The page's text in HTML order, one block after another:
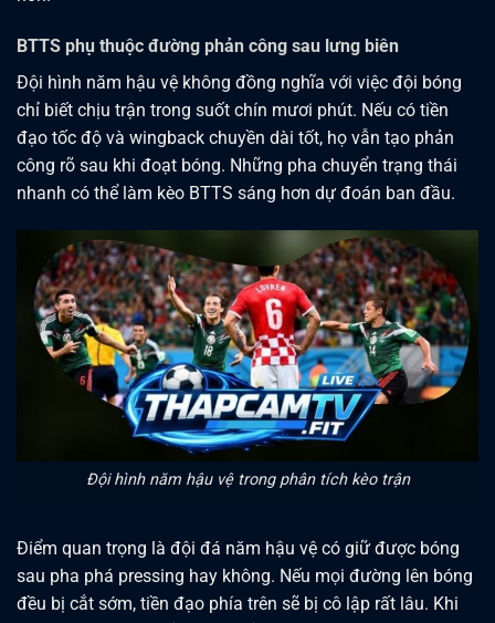
BTTS phụ thuộc đường phản công sau lưng biên
Đội hình năm hậu vệ không đồng nghĩa với việc đội bóng
chỉ biết chịu trận trong suốt chín mươi phút. Nếu có tiền
đạo tốc độ và wingback chuyền dài tốt, họ vẫn tạo phản
công rõ sau khi đoạt bóng. Những pha chuyển trạng thái
nhanh có thể làm kèo BTTS sáng hơn dự đoán ban đầu.
Đội hình năm hậu vệ trong phân tích kèo trận
Điểm quan trọng là đội đá năm hậu vệ có giữ được bóng
sau pha phá pressing hay không. Nếu mọi đường lên bóng
đều bị cắt sớm, tiền đạo phía trên sẽ bị cô lập rất lâu. Khi